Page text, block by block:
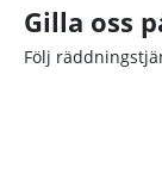
Gilla oss
Följ